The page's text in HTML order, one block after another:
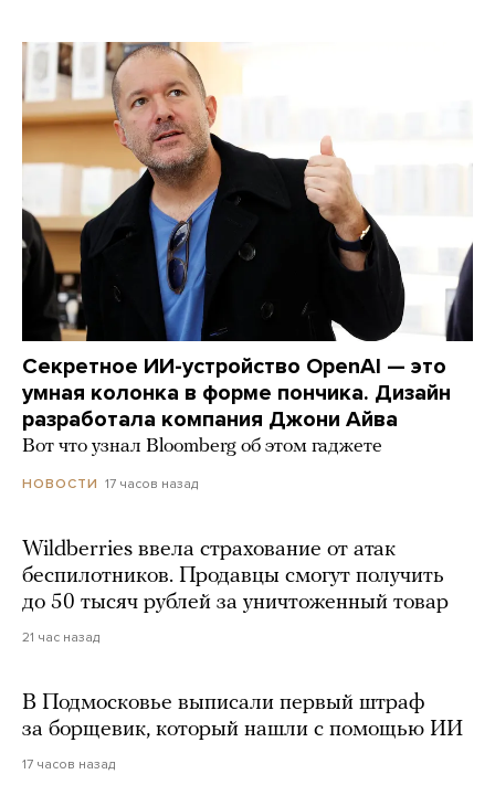
Секретное ИИ-устройство OpenAI — это
умная колонка в форме пончика. Дизайн
разработала компания Джони Айва
Вот что узнал Bloomberg об этом гаджете
НОВОСТИ 17 часов назад
Wildberries ввела страхование от атак
беспилотников. Продавцы смогут получить
до 50 тысяч рублей за уничтоженный товар
21 час назад
В Подмосковье выписали первый штраф
за борщевик, который нашли с помощью ИИ
17 часов назад